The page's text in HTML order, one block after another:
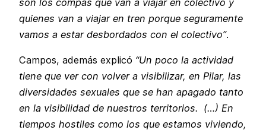
quienes van a viajar en tren porque seguramente
vamos a estar desbordados con el colectivo”.
Campos, además explicó “Un poco la actividad
tiene que ver con volver a visibilizar, en Pilar, las
diversidades sexuales que se han apagado tanto
en la visibilidad de nuestros territorios. (…) En
tiempos hostiles como los que estamos viviendo,